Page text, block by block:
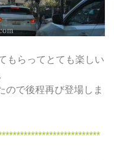
もらってとても楽しい
ので後程再び登場しま